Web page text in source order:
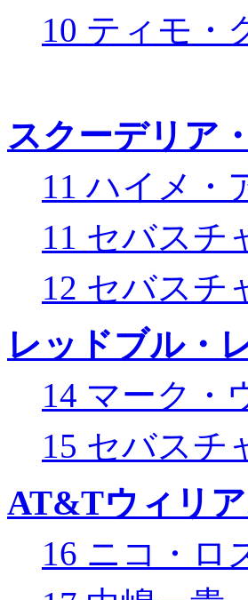
10 ティモ・
スクーデリア
11 ハイメ・
11 セバスチ
12 セバスチ
レッドブル・
14 マーク・
15 セバスチ
AT&Tウィリ
16 ニコ・ロ